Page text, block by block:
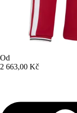
Od
2 663,00 Kč